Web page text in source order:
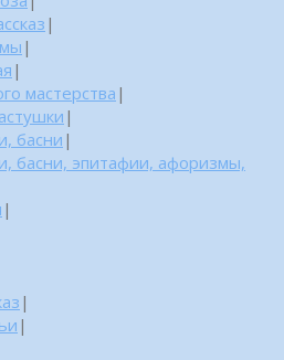
|
|
|
мастерства |
|
басни |
басни, эпитафии, афоризмы,
|
|
|